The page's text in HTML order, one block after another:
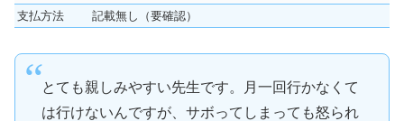
支払方法 記載無し（要確認）
とても親しみやすい先生です。月一回行かなくて
は行けないんですが、サボってしまっても怒られ